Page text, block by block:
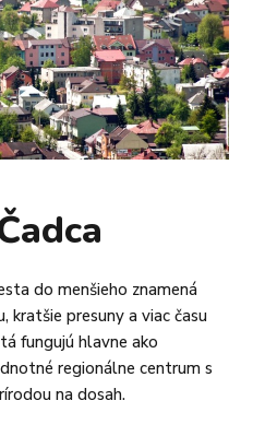
do menšieho znamená
presuny a viac času
fungujú hlavne ako
regionálne centrum s
na dosah.